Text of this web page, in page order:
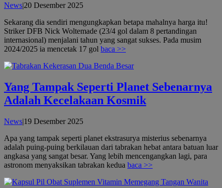
News20 Desember 2025oleh
Sekarang dia sendiri mengungkapkan betapa mahalnya harga itu!
Striker DFB Nick Woltemade (23/4 gol dalam 8 pertandingan
internasional) menjalani tahun yang sangat sukses. Pada musim
2024/2025 ia mencetak 17 gol baca >>
Yang Tampak Seperti Planet Sebenarnya
Adalah Kecelakaan Kosmik
News|19 Desember 2025oleh
Apa yang tampak seperti planet ekstrasurya misterius sebenarnya
adalah puing-puing berkilauan dari tabrakan hebat antara batuan luar
angkasa yang sangat besar. Yang lebih mencengangkan lagi, para
astronom menyaksikan tabrakan kedua baca >>